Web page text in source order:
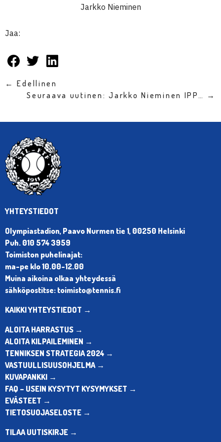
Jarkko Nieminen
Jaa:
← Edellinen
Seuraava uutinen: Jarkko Nieminen IPP… →
YHTEYSTIEDOT
Olympiastadion, Paavo Nurmen tie 1, 00250 Helsinki
Puh. 010 574 3959
Toimiston puhelinajat:
ma-pe klo 10.00-12.00
Muina aikoina olkaa yhteydessä
sähköpostitse: toimisto@tennis.fi
KAIKKI YHTEYSTIEDOT →
ALOITA HARRASTUS →
ALOITA KILPAILEMINEN →
TENNIKSEN STRATEGIA 2024 →
VASTUULLISUUSOHJELMA →
KUVAPANKKI →
FAQ – USEIN KYSYTYT KYSYMYKSET →
EVÄSTEET →
TIETOSUOJASELOSTE →
TILAA UUTISKIRJE →